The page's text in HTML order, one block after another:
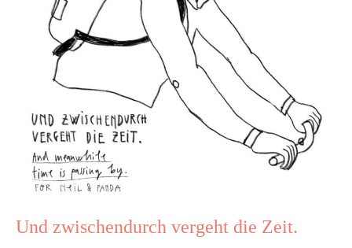
Und zwischendurch vergeht die Zeit.